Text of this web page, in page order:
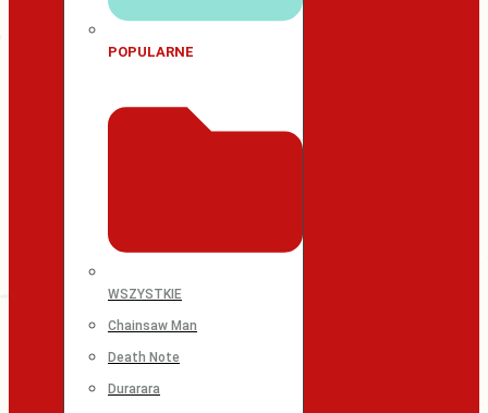
POPULARNE
WSZYSTKIE
Chainsaw Man
Death Note
Durarara